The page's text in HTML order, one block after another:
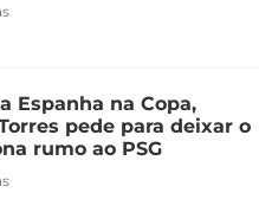
Espanha na Copa,
pede para deixar o
rumo ao PSG